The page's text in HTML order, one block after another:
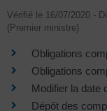
Vérifié le 16/07/2020 -
(Premier ministre)
Obligations
Obligations
Modifier la date
Dépôt des